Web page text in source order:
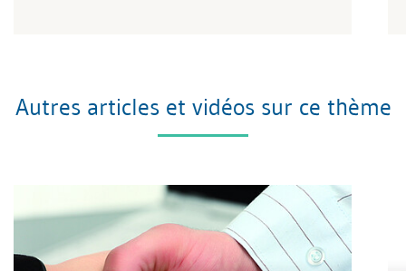
Autres articles et vidéos sur ce thème